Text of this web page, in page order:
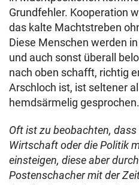
Grundfehler. Kooperation
das kalte Machtstreben
Diese Menschen werden
und auch sonst überall
nach oben schafft, richtig
Arschloch ist, ist seltener
hemdsärmelig gesprochen.
Oft ist zu beobachten,
Wirtschaft oder die Politik
einsteigen, diese aber
Postenschacher mit der